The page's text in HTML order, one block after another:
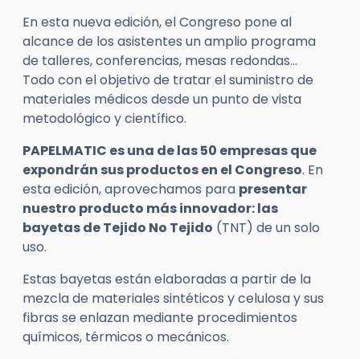
En esta nueva edición, el Congreso pone al
alcance de los asistentes un amplio programa
de talleres, conferencias, mesas redondas…
Todo con el objetivo de tratar el suministro de
materiales médicos desde un punto de vista
metodológico y científico.
PAPELMATIC es una de las 50 empresas que
expondrán sus productos en el Congreso. En
esta edición, aprovechamos para presentar
nuestro producto más innovador: las
bayetas de Tejido No Tejido (TNT) de un solo
uso.
Estas bayetas están elaboradas a partir de la
mezcla de materiales sintéticos y celulosa y sus
fibras se enlazan mediante procedimientos
químicos, térmicos o mecánicos.